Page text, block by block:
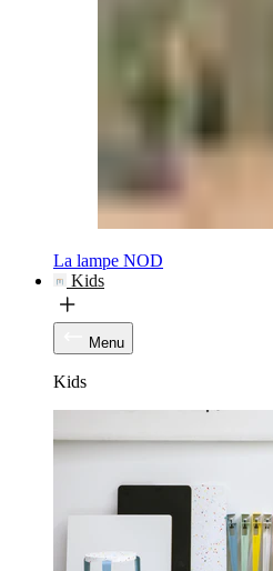
La lampe NOD
Kids
Menu
Kids